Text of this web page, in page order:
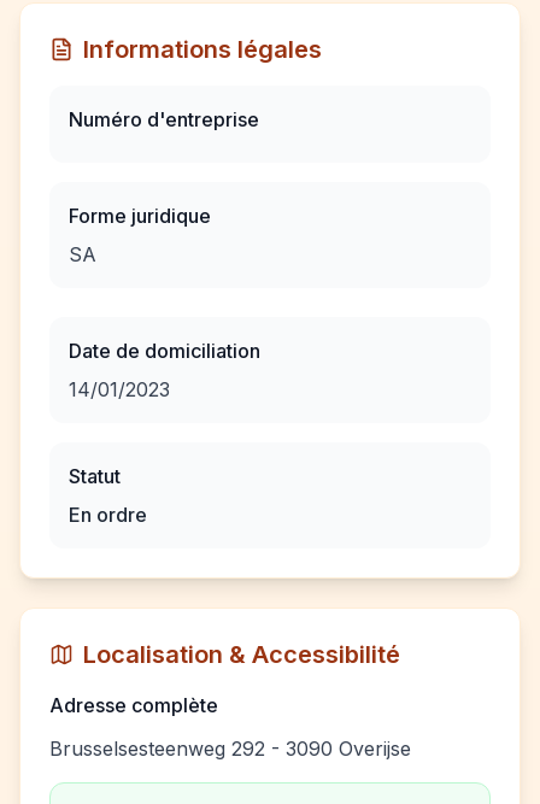
Informations légales
Numéro d'entreprise
Forme juridique
SA
Date de domiciliation
14/01/2023
Statut
En ordre
Localisation & Accessibilité
Adresse complète
Brusselsesteenweg 292 - 3090 Overijse